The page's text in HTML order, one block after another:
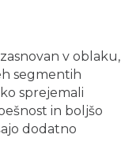
v oblaku,
segmentih
sprejemali
in boljšo
dodatno